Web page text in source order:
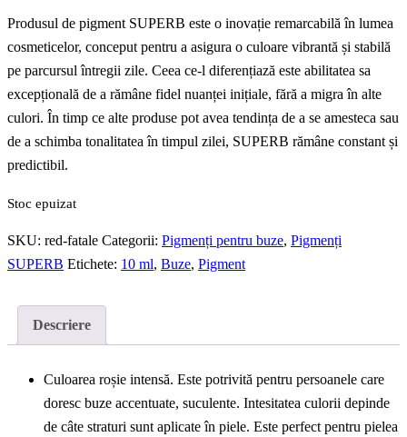
Produsul de pigment SUPERB este o inovație remarcabilă în lumea
cosmeticelor, conceput pentru a asigura o culoare vibrantă și stabilă
pe parcursul întregii zile. Ceea ce-l diferențiază este abilitatea sa
excepțională de a rămâne fidel nuanței inițiale, fără a migra în alte
culori. În timp ce alte produse pot avea tendința de a se amesteca sau
de a schimba tonalitatea în timpul zilei, SUPERB rămâne constant și
predictibil.
Stoc epuizat
SKU: red-fatale Categorii: Pigmenți pentru buze, Pigmenți
SUPERB Etichete: 10 ml, Buze, Pigment
Descriere
Culoarea roșie intensă. Este potrivită pentru persoanele care
doresc buze accentuate, suculente. Intesitatea culorii depinde
de câte straturi sunt aplicate în piele. Este perfect pentru pielea